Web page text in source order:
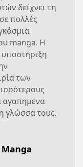
δείχνει τη
πολλές
manga. Η
των
γλώσσα τους.